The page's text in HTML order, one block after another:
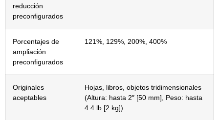
reducción
preconfigurados
Porcentajes de
ampliación
preconfigurados
121%, 129%, 200%, 400%
Originales
aceptables
Hojas, libros, objetos tridimensionales
(Altura: hasta 2″ [50 mm], Peso: hasta
4.4 lb [2 kg])